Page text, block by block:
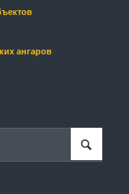
ангаров